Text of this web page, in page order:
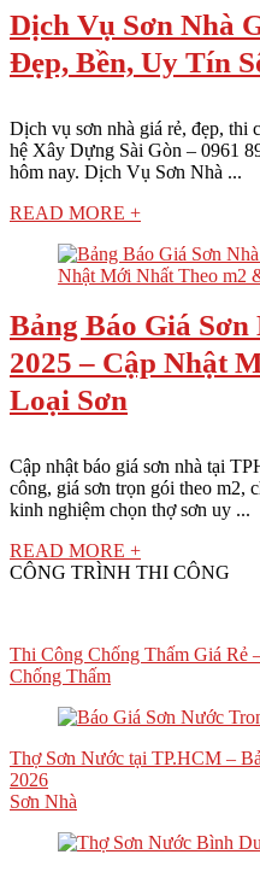
Dịch Vụ Sơn Nhà
Đẹp, Bền, Uy Tín
Dịch vụ sơn nhà giá rẻ, đẹp, thi
hệ Xây Dựng Sài Gòn – 0961
hôm nay. Dịch Vụ Sơn Nhà ...
READ MORE +
Bảng Báo Giá
2025 – Cập Nhật
Loại Sơn
Cập nhật báo giá sơn nhà tại
công, giá sơn trọn gói theo m2,
kinh nghiệm chọn thợ sơn uy ...
READ MORE +
CÔNG TRÌNH THI CÔNG
Thi Công Chống Thấm Giá Rẻ
Chống Thấm
Thợ Sơn Nước tại TP.HCM –
2026
Sơn Nhà